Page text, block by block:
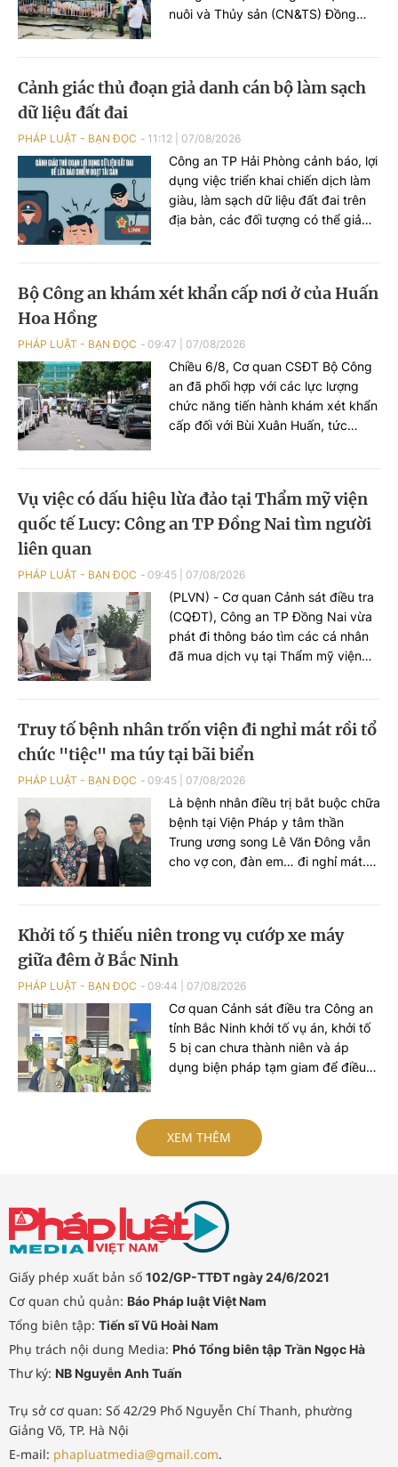
nuôi và Thủy sản (CN&TS) Đồng
(thuộc nhóm Beta-agonist, chất tạo
nuôi) tại nhiều cơ sở chăn nuôi, thu
Cảnh giác thủ đoạn giả danh cán bộ làm sạch
dữ liệu đất đai
PHÁP LUẬT - BẠN ĐỌC 11:12 07/08/2026
Công an TP Hải Phòng cảnh báo, lợi
dụng việc triển khai chiến dịch làm
giàu, làm sạch dữ liệu đất đai trên
địa bàn, các đối tượng có thể giả
đoạt tài sản của người dân.
Bộ Công an khám xét khẩn cấp nơi ở của Huấn
Hoa Hồng
PHÁP LUẬT - BẠN ĐỌC 09:47 07/08/2026
Chiều 6/8, Cơ quan CSĐT Bộ Công
an đã phối hợp với các lực lượng
chức năng tiến hành khám xét khẩn
cấp đối với Bùi Xuân Huấn, tức
Vụ việc có dấu hiệu lừa đảo tại Thẩm mỹ viện
quốc tế Lucy: Công an TP Đồng Nai tìm người
liên quan
PHÁP LUẬT - BẠN ĐỌC 09:45 07/08/2026
(PLVN) - Cơ quan Cảnh sát điều tra
(CQĐT), Công an TP Đồng Nai vừa
phát đi thông báo tìm các cá nhân
đã mua dịch vụ tại Thẩm mỹ viện
Truy tố bệnh nhân trốn viện đi nghỉ mát rồi tổ
chức "tiệc" ma túy tại bãi biển
PHÁP LUẬT - BẠN ĐỌC 09:45 07/08/2026
Là bệnh nhân điều trị bắt buộc chữa
bệnh tại Viện Pháp y tâm thần
Trung ương song Lê Văn Đông vẫn
cho vợ con, đàn em… đi nghỉ mát.
đã ban hành cáo trạng truy tố Lê
Văn Đông cùng loạt đối tượng...
Khởi tố 5 thiếu niên trong vụ cướp xe máy
giữa đêm ở Bắc Ninh
PHÁP LUẬT - BẠN ĐỌC 09:44 07/08/2026
Cơ quan Cảnh sát điều tra Công an
tỉnh Bắc Ninh khởi tố vụ án, khởi tố
5 bị can chưa thành niên và áp
dụng biện pháp tạm giam để điều
XEM THÊM
Giấy phép xuất bản số 102/GP-TTĐT ngày 24/6/2021
Cơ quan chủ quản: Báo Pháp luật Việt Nam
Tổng biên tập: Tiến sĩ Vũ Hoài Nam
Phụ trách nội dung Media: Phó Tổng biên tập Trần Ngọc Hà
Thư ký: NB Nguyễn Anh Tuấn
Trụ sở cơ quan: Số 42/29 Phố Nguyễn Chí Thanh, phường
Giảng Võ, TP. Hà Nội
E-mail: phapluatmedia@gmail.com.